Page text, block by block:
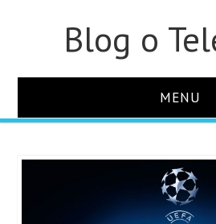
Blog o
MENU